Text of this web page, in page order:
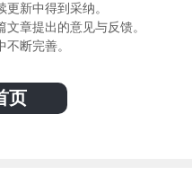
新中得到采纳。
章提出的意见与反馈。
断完善。
页